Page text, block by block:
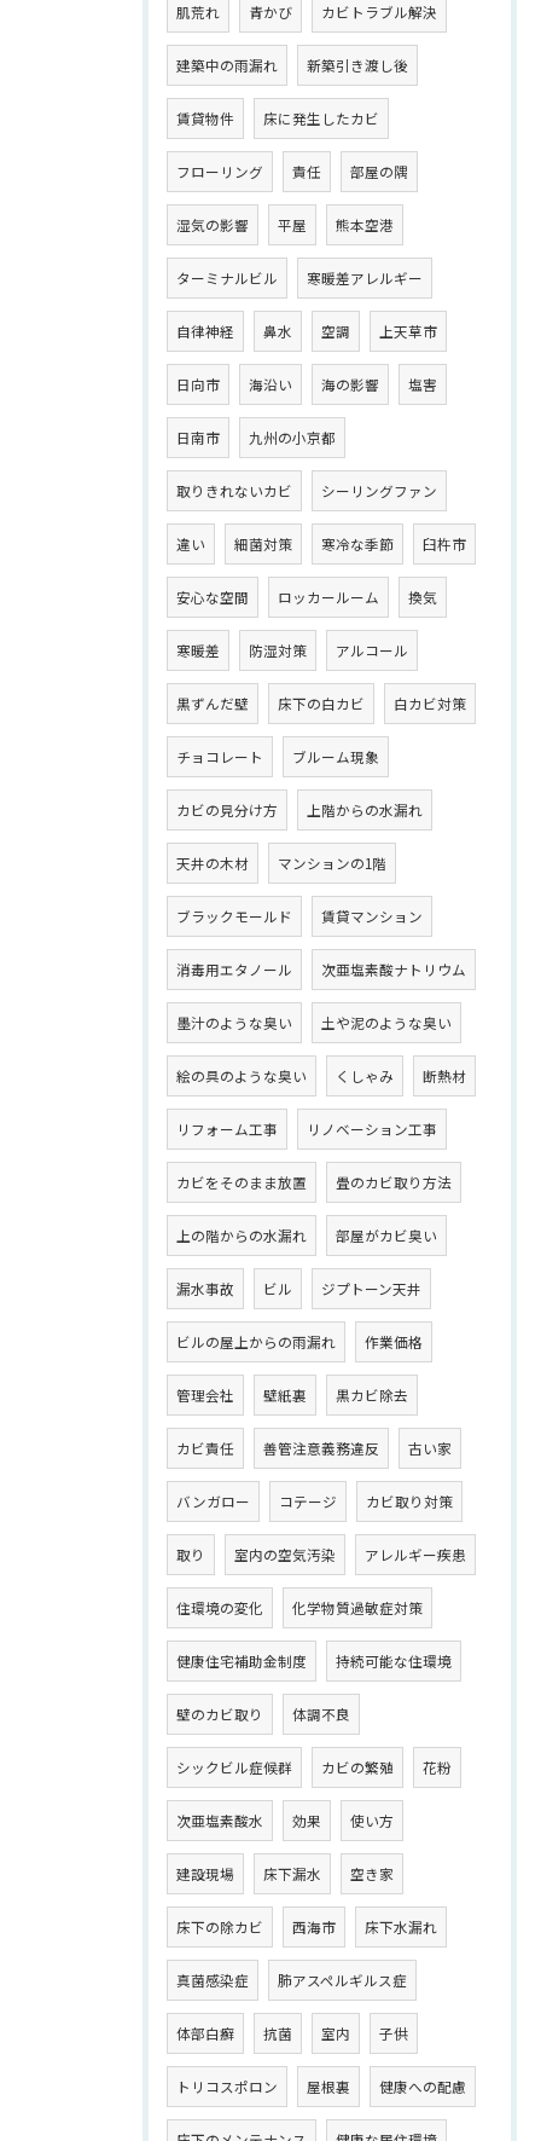
肌荒れ 青かび カビトラブル解決
建築中の雨漏れ 新築引き渡し後
賃貸物件 床に発生したカビ
フローリング 責任 部屋の隅
湿気の影響 平屋 熊本空港
ターミナルビル 寒暖差アレルギー
自律神経 鼻水 空調 上天草市
日向市 海沿い 海の影響 塩害
日南市 九州の小京都
取りきれないカビ シーリングファン
違い 細菌対策 寒冷な季節 臼杵市
安心な空間 ロッカールーム 換気
寒暖差 防湿対策 アルコール
黒ずんだ壁 床下の白カビ 白カビ対策
チョコレート ブルーム現象
カビの見分け方 上階からの水漏れ
天井の木材 マンションの1階
ブラックモールド 賃貸マンション
消毒用エタノール 次亜塩素酸ナトリウム
墨汁のような臭い 土や泥のような臭い
絵の具のような臭い くしゃみ 断熱材
リフォーム工事 リノベーション工事
カビをそのまま放置 畳のカビ取り方法
上の階からの水漏れ 部屋がカビ臭い
漏水事故 ビル ジプトーン天井
ビルの屋上からの雨漏れ 作業価格
管理会社 壁紙裏 黒カビ除去
カビ責任 善管注意義務違反 古い家
バンガロー コテージ カビ取り対策
取り 室内の空気汚染 アレルギー疾患
住環境の変化 化学物質過敏症対策
健康住宅補助金制度 持続可能な住環境
壁のカビ取り 体調不良
シックビル症候群 カビの繁殖 花粉
次亜塩素酸水 効果 使い方
建設現場 床下漏水 空き家
床下の除カビ 西海市 床下水漏れ
真菌感染症 肺アスペルギルス症
体部白癬 抗菌 室内 子供
トリコスポロン 屋根裏 健康への配慮